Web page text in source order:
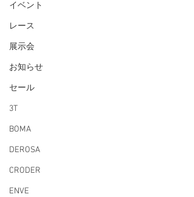
イベント
レース
展示会
お知らせ
セール
3T
BOMA
DEROSA
CRODER
ENVE